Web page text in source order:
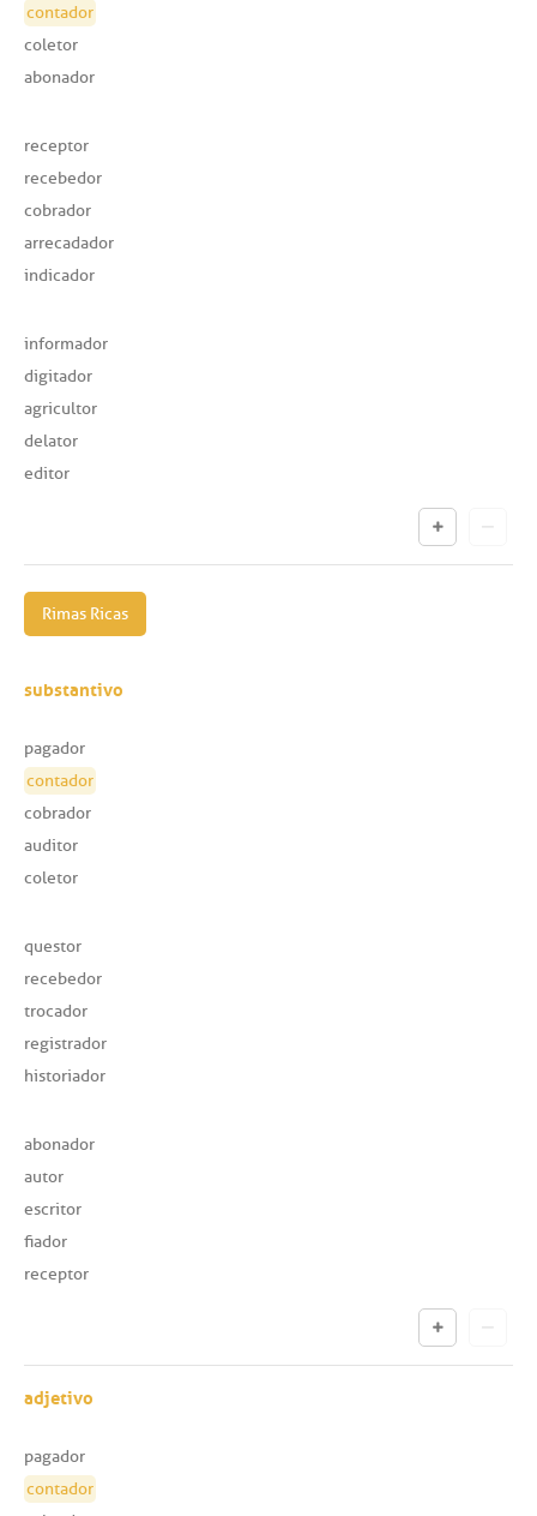
contador
coletor
abonador
receptor
recebedor
cobrador
arrecadador
indicador
informador
digitador
agricultor
delator
editor
Rimas Ricas
substantivo
pagador
contador
cobrador
auditor
coletor
questor
recebedor
trocador
registrador
historiador
abonador
autor
escritor
fiador
receptor
adjetivo
pagador
contador